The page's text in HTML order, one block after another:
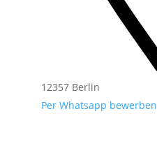
12357 Berlin
Per Whatsapp bewerben